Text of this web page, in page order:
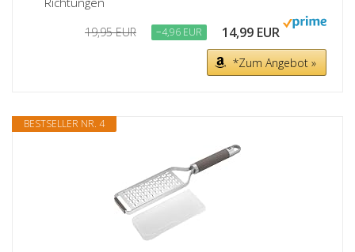
19,95 EUR −4,96 EUR 14,99 EUR
*Zum Angebot »
BESTSELLER NR. 4